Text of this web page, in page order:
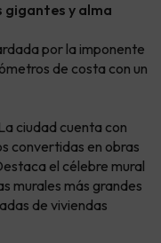
gigantes y alma
por la imponente
de costa con un
ciudad cuenta con
convertidas en obras
el célebre mural
murales más grandes
de viviendas